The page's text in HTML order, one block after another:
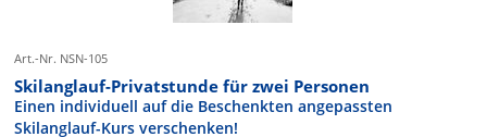
Art.-Nr. NSN-105
Skilanglauf-Privatstunde für zwei Personen
Einen individuell auf die Beschenkten angepassten
Skilanglauf-Kurs verschenken!